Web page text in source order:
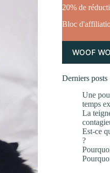
20% de
Bloc
WOOF
Derniers posts
Une
temps
La
Est-ce
?